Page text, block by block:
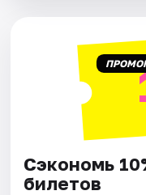
Сэкономь
билетов